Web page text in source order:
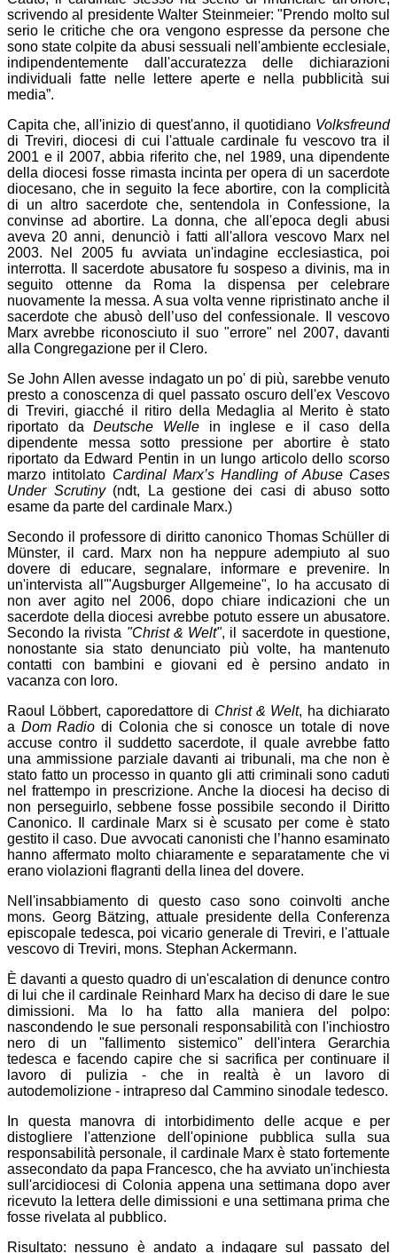
scrivendo al presidente Walter Steinmeier: "Prendo molto sul
serio le critiche che ora vengono espresse da persone che
sono state colpite da abusi sessuali nell'ambiente ecclesiale,
indipendentemente dall'accuratezza delle dichiarazioni
individuali fatte nelle lettere aperte e nella pubblicità sui
media”.
Capita che, all'inizio di quest'anno, il quotidiano Volksfreund
di Treviri, diocesi di cui l'attuale cardinale fu vescovo tra il
2001 e il 2007, abbia riferito che, nel 1989, una dipendente
della diocesi fosse rimasta incinta per opera di un sacerdote
diocesano, che in seguito la fece abortire, con la complicità
di un altro sacerdote che, sentendola in Confessione, la
convinse ad abortire. La donna, che all'epoca degli abusi
aveva 20 anni, denunciò i fatti all'allora vescovo Marx nel
2003. Nel 2005 fu avviata un'indagine ecclesiastica, poi
interrotta. Il sacerdote abusatore fu sospeso a divinis, ma in
seguito ottenne da Roma la dispensa per celebrare
nuovamente la messa. A sua volta venne ripristinato anche il
sacerdote che abusò dell’uso del confessionale. Il vescovo
Marx avrebbe riconosciuto il suo "errore" nel 2007, davanti
alla Congregazione per il Clero.
Se John Allen avesse indagato un po' di più, sarebbe venuto
presto a conoscenza di quel passato oscuro dell'ex Vescovo
di Treviri, giacché il ritiro della Medaglia al Merito è stato
riportato daDeutsche Welle in inglese e il caso della
dipendente messa sotto pressione per abortire è stato
riportato da Edward Pentin in un lungo articolo dello scorso
marzo intitolato Cardinal Marx’s Handling of Abuse Cases
Under Scrutiny(ndt, La gestione dei casi di abuso sotto
esame da parte del cardinale Marx.)
Secondo il professore di diritto canonico Thomas Schüller di
Münster, il card. Marx non ha neppure adempiuto al suo
dovere di educare, segnalare, informare e prevenire. In
un'intervista all'"Augsburger Allgemeine", lo ha accusato di
non aver agito nel 2006, dopo chiare indicazioni che un
sacerdote della diocesi avrebbe potuto essere un abusatore.
Secondo la rivista "Christ & Welt", il sacerdote in questione,
nonostante sia stato denunciato più volte, ha mantenuto
contatti con bambini e giovani ed è persino andato in
vacanza con loro.
Raoul Löbbert, caporedattore di Christ & Welt, ha dichiarato
a Dom Radio di Colonia che si conosce un totale di nove
accuse contro il suddetto sacerdote, il quale avrebbe fatto
una ammissione parziale davanti ai tribunali, ma che non è
stato fatto un processo in quanto gli atti criminali sono caduti
nel frattempo in prescrizione. Anche la diocesi ha deciso di
non perseguirlo, sebbene fosse possibile secondo il Diritto
Canonico. Il cardinale Marx si è scusato per come è stato
gestito il caso. Due avvocati canonisti che l’hanno esaminato
hanno affermato molto chiaramente e separatamente che vi
erano violazioni flagranti della linea del dovere.
Nell'insabbiamento di questo caso sono coinvolti anche
mons. Georg Bätzing, attuale presidente della Conferenza
episcopale tedesca, poi vicario generale di Treviri, e l'attuale
vescovo di Treviri, mons. Stephan Ackermann.
È davanti a questo quadro di un'escalation di denunce contro
di lui che il cardinale Reinhard Marx ha deciso di dare le sue
dimissioni. Ma lo ha fatto alla maniera del polpo:
nascondendo le sue personali responsabilità con l'inchiostro
nero di un "fallimento sistemico" dell'intera Gerarchia
tedesca e facendo capire che si sacrifica per continuare il
lavoro di pulizia - che in realtà è un lavoro di
autodemolizione - intrapreso dal Cammino sinodale tedesco.
In questa manovra di intorbidimento delle acque e per
distogliere l'attenzione dell'opinione pubblica sulla sua
responsabilità personale, il cardinale Marx è stato fortemente
assecondato da papa Francesco, che ha avviato un'inchiesta
sull'arcidiocesi di Colonia appena una settimana dopo aver
ricevuto la lettera delle dimissioni e una settimana prima che
fosse rivelata al pubblico.
Risultato: nessuno è andato a indagare sul passato del